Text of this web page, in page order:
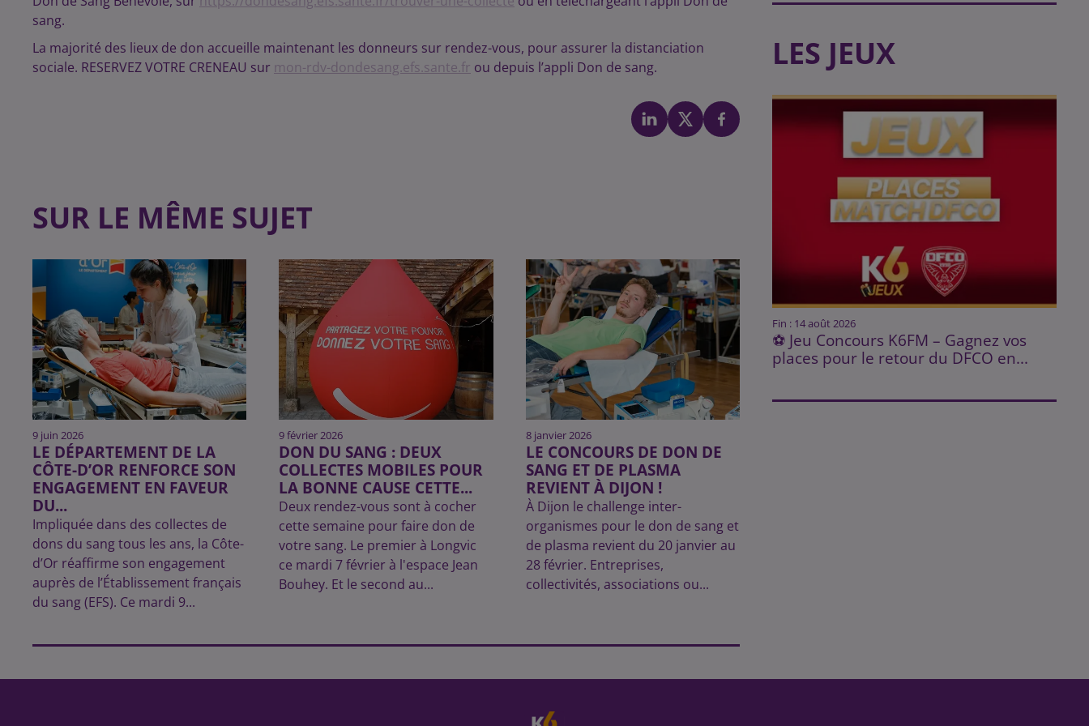
sang.
La majorité des lieux de don accueille maintenant les donneurs sur rendez-vous, pour assurer la distanciation
sociale. RESERVEZ VOTRE CRENEAU sur mon-rdv-dondesang.efs.sante.fr ou depuis l’appli Don de sang.
SUR LE MÊME SUJET
9 juin 2026
LE DÉPARTEMENT DE LA
CÔTE-D’OR RENFORCE SON
ENGAGEMENT EN FAVEUR
DU...
Impliquée dans des collectes de
dons du sang tous les ans, la Côte-
d’Or réaffirme son engagement
auprès de l’Établissement français
du sang (EFS). Ce mardi 9...
9 février 2026
DON DU SANG : DEUX
COLLECTES MOBILES POUR
LA BONNE CAUSE CETTE...
Deux rendez-vous sont à cocher
cette semaine pour faire don de
votre sang. Le premier à Longvic
ce mardi 7 février à l'espace Jean
Bouhey. Et le second au...
8 janvier 2026
LE CONCOURS DE DON DE
SANG ET DE PLASMA
REVIENT À DIJON !
À Dijon le challenge inter-
organismes pour le don de sang et
de plasma revient du 20 janvier au
28 février. Entreprises,
collectivités, associations ou...
LES JEUX
Fin : 14 août 2026
⚽ Jeu Concours K6FM – Gagnez vos
places pour le retour du DFCO en...